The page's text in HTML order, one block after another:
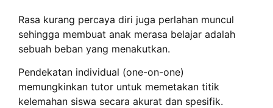
Rasa kurang percaya diri juga perlahan muncul
sehingga membuat anak merasa belajar adalah
sebuah beban yang menakutkan.
Pendekatan individual (one-on-one)
memungkinkan tutor untuk memetakan titik
kelemahan siswa secara akurat dan spesifik.